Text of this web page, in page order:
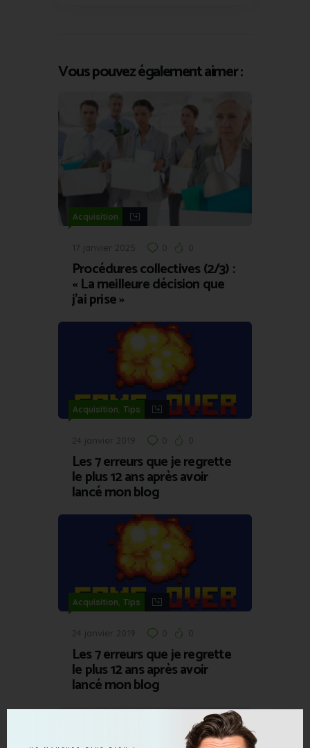
Vous pouvez également aimer :
Acquisition
17 janvier 2025 0 0
Procédures collectives (2/3) :
« La meilleure décision que
j’ai prise »
Acquisition, Tips
24 janvier 2019 0 0
Les 7 erreurs que je regrette
le plus 12 ans après avoir
lancé mon blog
Acquisition, Tips
24 janvier 2019 0 0
Les 7 erreurs que je regrette
le plus 12 ans après avoir
lancé mon blog